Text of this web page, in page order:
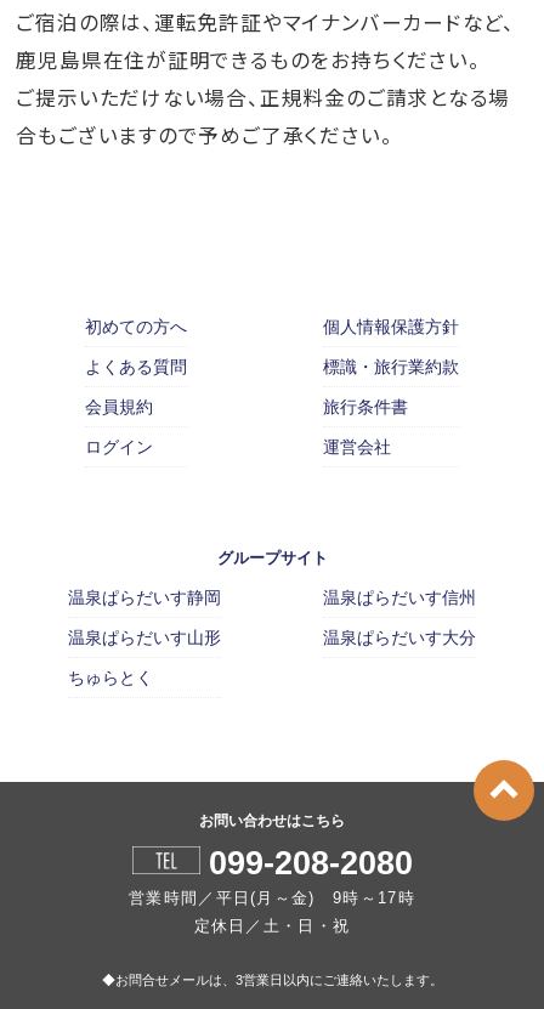
ご宿泊の際は、運転免許証やマイナンバーカードなど、
鹿児島県在住が証明できるものをお持ちください。
ご提示いただけない場合、正規料金のご請求となる場
合もございますので予めご了承ください。
初めての方へ
よくある質問
会員規約
ログイン
個人情報保護方針
標識・旅行業約款
旅行条件書
運営会社
グループサイト
温泉ぱらだいす静岡
温泉ぱらだいす山形
ちゅらとく
温泉ぱらだいす信州
温泉ぱらだいす大分
お問い合わせはこちら
099-208-2080
営業時間／平日(月～金) 9時～17時
定休日／土・日・祝
◆お問合せメールは、3営業日以内にご連絡いたします。